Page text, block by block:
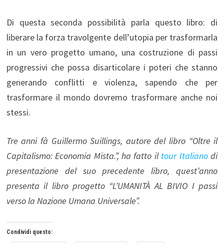
Di questa seconda possibilità parla questo libro: di
liberare la forza travolgente dell’utopia per trasformarla
in un vero progetto umano, una costruzione di passi
progressivi che possa disarticolare i poteri che stanno
generando conflitti e violenza, sapendo che per
trasformare il mondo dovremo trasformare anche noi
stessi.
Tre anni fà Guillermo Suillings, autore del libro “Oltre il
Capitalismo: Economia Mista.”, ha fatto il tour Italianodi
presentazione del suo precedente libro, quest’anno
presenta il libro progetto “L’UMANITÀ AL BIVIO I passi
verso la Nazione Umana Universale”.
Condividi questo: